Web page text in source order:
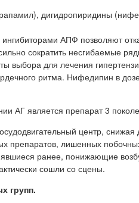
дигидропиридины
АПФ позволяют
сократить несгибаемые
выбора для лечения
ритма. Нифедипин в
АГ является препарат 3
центр,
препаратов, лишенных
ранее, понижающие
сошли со сцены.
групп.